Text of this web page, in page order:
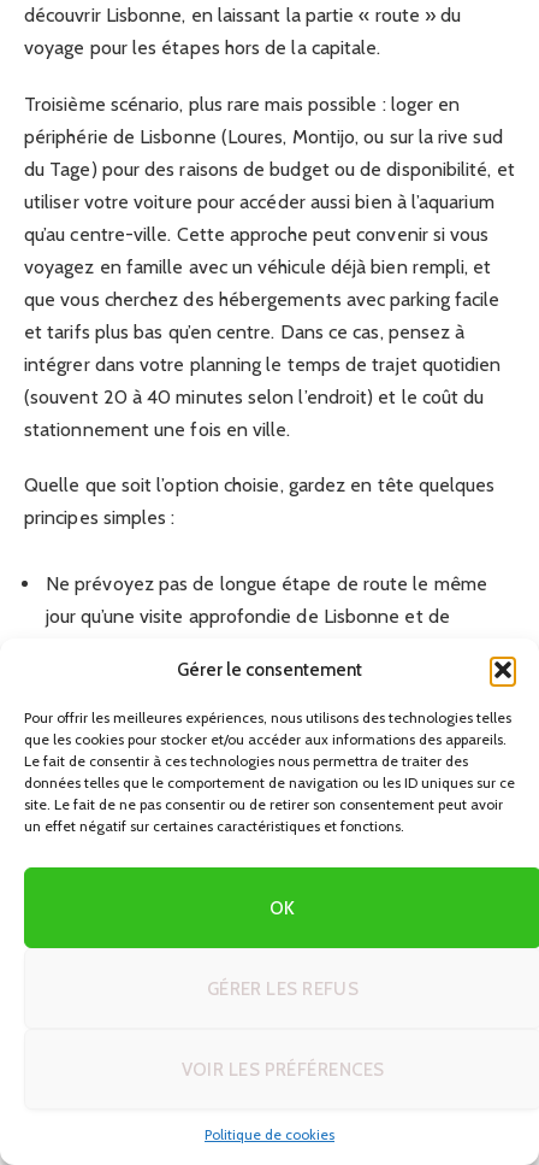
Gérer le consentement
Pour offrir les meilleures expériences, nous utilisons des technologies telles
que les cookies pour stocker et/ou accéder aux informations des appareils.
Le fait de consentir à ces technologies nous permettra de traiter des
données telles que le comportement de navigation ou les ID uniques sur ce
site. Le fait de ne pas consentir ou de retirer son consentement peut avoir
un effet négatif sur certaines caractéristiques et fonctions.
OK
GÉRER LES REFUS
VOIR LES PRÉFÉRENCES
Politique de cookies
découvrir Lisbonne, en laissant la partie « route » du
voyage pour les étapes hors de la capitale.
Troisième scénario, plus rare mais possible : loger en
périphérie de Lisbonne (Loures, Montijo, ou sur la rive sud
du Tage) pour des raisons de budget ou de disponibilité, et
utiliser votre voiture pour accéder aussi bien à l’aquarium
qu’au centre-ville. Cette approche peut convenir si vous
voyagez en famille avec un véhicule déjà bien rempli, et
que vous cherchez des hébergements avec parking facile
et tarifs plus bas qu’en centre. Dans ce cas, pensez à
intégrer dans votre planning le temps de trajet quotidien
(souvent 20 à 40 minutes selon l’endroit) et le coût du
stationnement une fois en ville.
Quelle que soit l’option choisie, gardez en tête quelques
principes simples :
Ne prévoyez pas de longue étape de route le même
jour qu’une visite approfondie de Lisbonne et de
voiture et de marche sans réelle pause.
Essayez de regrouper les nuits à Lisbonne plutôt que
de changer d’hébergement chaque jour : cela simplifie la
logistique de votre autotour.
Utilisez l’aquarium comme un repère de structure dans
En combinant une réflexion sur l’hébergement, les
simple visite d’aquarium en un élément bien intégré de